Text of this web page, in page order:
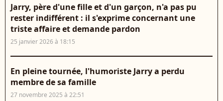
Jarry, père d'une fille et d'un garçon, n'a pas pu
rester indifférent : il s'exprime concernant une
triste affaire et demande pardon
25 janvier 2026 à 18:15
En pleine tournée, l'humoriste Jarry a perdu
membre de sa famille
27 novembre 2025 à 22:51